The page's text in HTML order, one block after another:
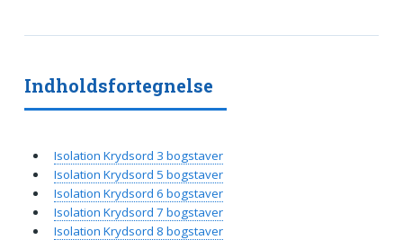
Indholdsfortegnelse
Isolation Krydsord 3 bogstaver
Isolation Krydsord 5 bogstaver
Isolation Krydsord 6 bogstaver
Isolation Krydsord 7 bogstaver
Isolation Krydsord 8 bogstaver